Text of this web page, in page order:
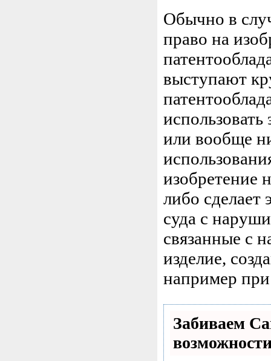
Обычно в
право на
выступают
использовать
или вообще
изобретение
либо сделает
суда с
связанные с
изделие,
например при
Забиваем